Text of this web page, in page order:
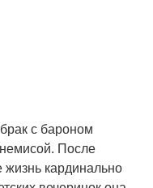
с бароном
После
жизнь кардинально